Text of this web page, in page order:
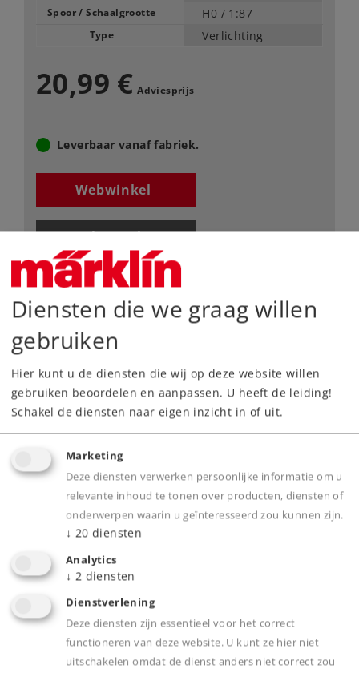
Spoor / Schaalgrootte H0 / 1:87
Type Verlichting
20,99 € Adviesprijs
Leverbaar vanaf fabriek.
Webwinkel
Dealer zoeken
Downloads
Highlights
Sierlijk model van een veelvoorkomend
lantaarntype.
Metalen mast.
Led voor goede lichtopbrengst.
Insteekvoet om eenvoudig in- en uit te
bouwen.
Product
Diensten die we graag willen
gebruiken
Hier kunt u de diensten die wij op deze website willen
gebruiken beoordelen en aanpassen. U heeft de leiding!
Schakel de diensten naar eigen inzicht in of uit.
Marketing
Deze diensten verwerken persoonlijke informatie om u
relevante inhoud te tonen over producten, diensten of
onderwerpen waarin u geïnteresseerd zou kunnen zijn.
↓ 20 diensten
Analytics
↓ 2 diensten
Dienstverlening
Deze diensten zijn essentieel voor het correct
functioneren van deze website. U kunt ze hier niet
uitschakelen omdat de dienst anders niet correct zou